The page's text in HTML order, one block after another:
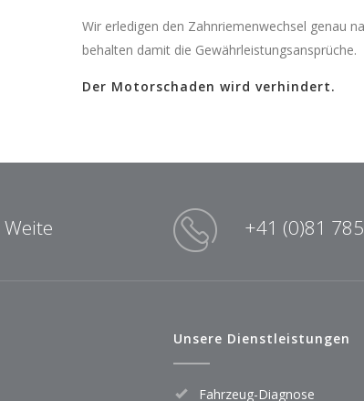
Wir erledigen den Zahnriemenwechsel genau
behalten damit die Gewährleistungsansprüche.
Der Motorschaden wird verhindert.
+41 (0)81
Unsere Dienstleistungen
Fahrzeug-Diagnose